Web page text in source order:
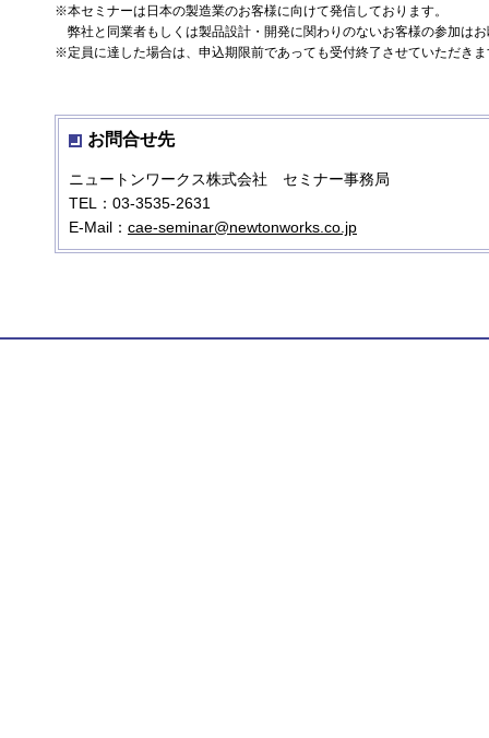
※本セミナーは日本の製造業のお客様に向けて発信しております。
弊社と同業者もしくは製品設計・開発に関わりのないお客様の参加は
※定員に達した場合は、申込期限前であっても受付終了させていただき
お問合せ先
ニュートンワークス株式会社 セミナー事務局
TEL：03-3535-2631
E-Mail： cae-seminar@newtonworks.co.jp